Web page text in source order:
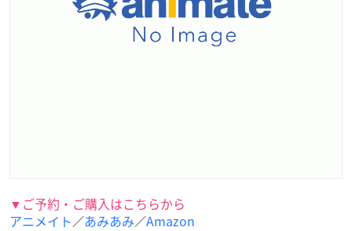
▼ご予約・ご購入はこちらから
アニメイト／あみあみ／Amazon